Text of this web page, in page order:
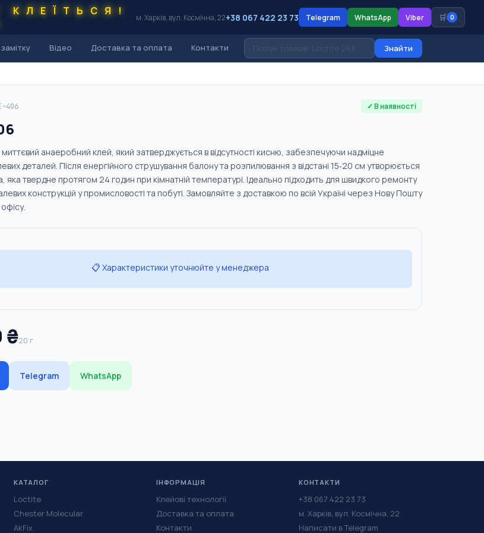
КЛЕЇТЬСЯ!
м. Харків, вул. Космічна, 22+38 067 422 23 73 Telegram WhatsApp Viber 🛒 0
Відео Доставка та оплата Контакти Знайти
406 ✓ В наявності
анаеробний клей, який затверджується в відсутності кисню, забезпечуючи надміцне
деталей. Після енергійного струшування балону та розпилювання з відстані 15‑20 см утворюється
яка твердне протягом 24 годин при кімнатній температурі. Ідеально підходить для швидкого ремонту
конструкцій у промисловості та побуті. Замовляйте з доставкою по всій Україні через Нову Пошту
📋 Характеристики уточнюйте у менеджера
₴20 г
Telegram WhatsApp
КАТАЛОГ
Loctite
Chester Molecular
AkFix
ІНФОРМАЦІЯ
Клейові технології
Доставка та оплата
Контакти
КОНТАКТИ
+38 067 422 23 73
м. Харків, вул. Космічна, 22
Написати в Telegram